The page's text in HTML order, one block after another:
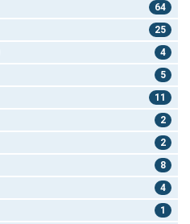
64
25
4
5
11
2
2
8
4
1